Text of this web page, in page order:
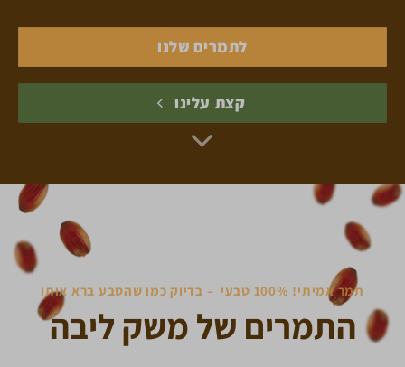
לתמרים שלנו
קצת עלינו
תמר אמיתי! 100% טבעי – בדיוק כמו שהטבע ברא אותו
התמרים של משק ליבה